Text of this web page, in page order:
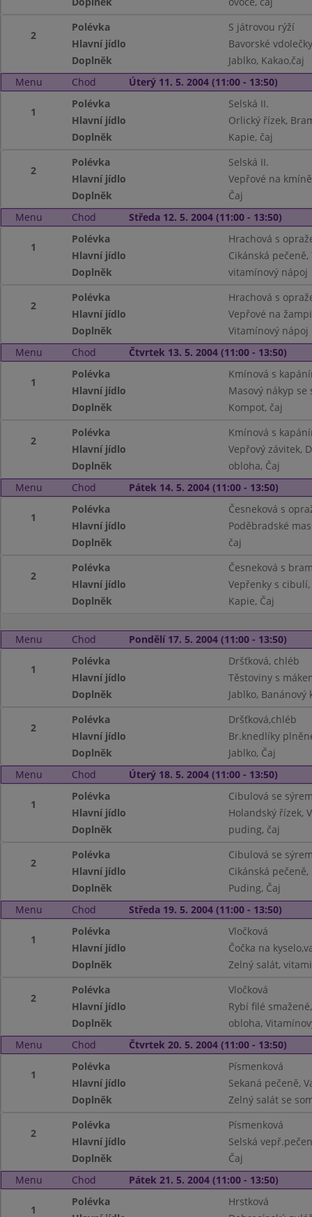
2
Polévka
S játrovou rýží
Hlavní jídlo
Bavorské
Doplněk
Jablko, Kakao,čaj
Menu
Chod Úterý 11. 5. 2004 (11:00 - 13:50)
1
Polévka
Selská II.
Hlavní jídlo
Orlický řízek,
Doplněk
Kapie, čaj
2
Polévka
Selská II.
Hlavní jídlo
Vepřové na
Doplněk
Čaj
Menu
Chod Středa 12. 5. 2004 (11:00 - 13:50)
1
Polévka
Hrachová s
Hlavní jídlo
Cikánská
Doplněk
vitamínový nápoj
2
Polévka
Hrachová s
Hlavní jídlo
Vepřové na
Doplněk
Vitamínový nápoj
Menu
Chod Čtvrtek 13. 5. 2004 (11:00 - 13:50)
1
Polévka
Kmínová s
Hlavní jídlo
Masový nákyp
Doplněk
Kompot, čaj
2
Polévka
Kmínová s
Hlavní jídlo
Vepřový závitek,
Doplněk
obloha, Čaj
Menu
Chod Pátek 14. 5. 2004 (11:00 - 13:50)
1
Polévka
Česneková s
Hlavní jídlo
Poděbradské
Doplněk
čaj
2
Polévka
Česneková s
Hlavní jídlo
Vepřenky s
Doplněk
Kapie, Čaj
Menu Chod Pondělí 17. 5. 2004 (11:00 - 13:50)
1
Polévka
Dršťková, chléb
Hlavní jídlo
Těstoviny s
Doplněk
Jablko, Banánový
2
Polévka
Dršťková,chléb
Hlavní jídlo
Br.knedlíky
Doplněk
Jablko, Čaj
Menu
Chod Úterý 18. 5. 2004 (11:00 - 13:50)
1
Polévka
Cibulová se
Hlavní jídlo
Holandský řízek,
Doplněk
puding, čaj
2
Polévka
Cibulová se
Hlavní jídlo
Cikánská
Doplněk
Puding, Čaj
Menu
Chod Středa 19. 5. 2004 (11:00 - 13:50)
1
Polévka
Vločková
Hlavní jídlo
Čočka na
Doplněk
Zelný salát,
2
Polévka
Vločková
Hlavní jídlo
Rybí filé
Doplněk
obloha,
Menu
Chod Čtvrtek 20. 5. 2004 (11:00 - 13:50)
1
Polévka
Písmenková
Hlavní jídlo
Sekaná pečeně,
Doplněk
Zelný salát se
2
Polévka
Písmenková
Hlavní jídlo
Selská
Doplněk
Čaj
Menu
Chod Pátek 21. 5. 2004 (11:00 - 13:50)
1
Polévka
Hrstková